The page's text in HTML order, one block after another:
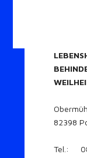
82398
Tel.: